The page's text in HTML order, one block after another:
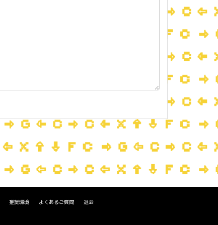
推奨環境 よくあるご質問
退会